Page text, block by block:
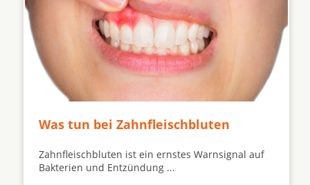
Was tun bei Zahnfleischbluten
Zahnfleischbluten ist ein ernstes Warnsignal auf
Bakterien und Entzündung ...